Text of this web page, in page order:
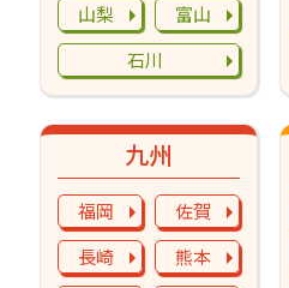
九州
福岡
佐賀
長崎
熊本
山梨
富山
石川